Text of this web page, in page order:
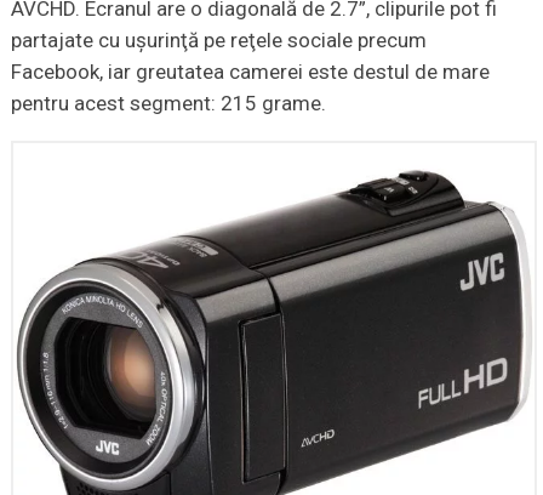
AVCHD. Ecranul are o diagonală de 2.7”, clipurile pot fi
partajate cu uşurinţă pe reţele sociale precum
Facebook, iar greutatea camerei este destul de mare
pentru acest segment: 215 grame.